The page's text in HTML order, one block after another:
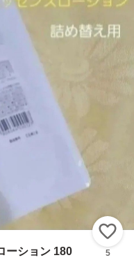
ーション 180
5